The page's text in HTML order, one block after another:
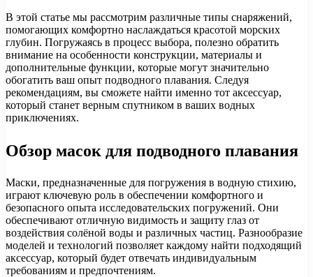
В этой статье мы рассмотрим различные типы снаряжений,
помогающих комфортно наслаждаться красотой морских
глубин. Погружаясь в процесс выбора, полезно обратить
внимание на особенности конструкции, материалы и
дополнительные функции, которые могут значительно
обогатить ваш опыт подводного плавания. Следуя
рекомендациям, вы сможете найти именно тот аксессуар,
который станет верным спутником в ваших водных
приключениях.
Обзор масок для подводного плавания
Маски, предназначенные для погружения в водную стихию,
играют ключевую роль в обеспечении комфортного и
безопасного опыта исследовательских погружений. Они
обеспечивают отличную видимость и защиту глаз от
воздействия солёной воды и различных частиц. Разнообразие
моделей и технологий позволяет каждому найти подходящий
аксессуар, который будет отвечать индивидуальным
требованиям и предпочтениям.